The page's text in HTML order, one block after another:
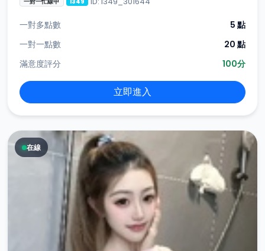
一對多點數
5 點
一對一點數
20 點
滿意度評分
100分
立即進入
在線